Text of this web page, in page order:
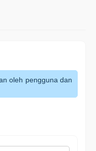
oleh pengguna dan